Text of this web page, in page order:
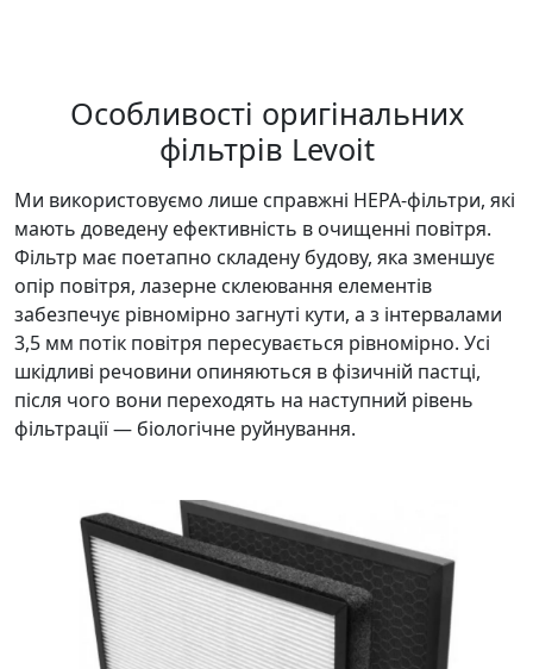
Особливості оригінальних
фільтрів Levoit
Ми використовуємо лише справжні НЕРА-фільтри, які
мають доведену ефективність в очищенні повітря.
Фільтр має поетапно складену будову, яка зменшує
опір повітря, лазерне склеювання елементів
забезпечує рівномірно загнуті кути, а з інтервалами
3,5 мм потік повітря пересувається рівномірно. Усі
шкідливі речовини опиняються в фізичній пастці,
після чого вони переходять на наступний рівень
фільтрації — біологічне руйнування.